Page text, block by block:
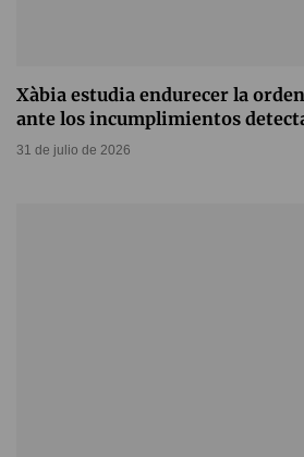
Xàbia estudia endurecer la
ante los incumplimientos
31 de julio de 2026